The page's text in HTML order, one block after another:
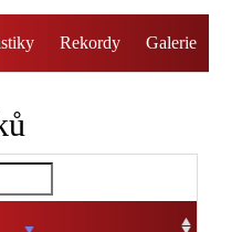
Rekordy Galerie